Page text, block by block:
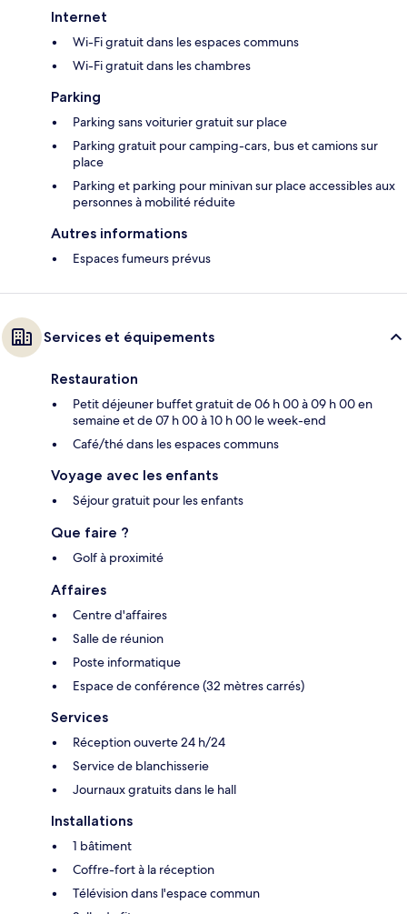
Internet
Wi-Fi gratuit dans les espaces communs
Wi-Fi gratuit dans les chambres
Parking
Parking sans voiturier gratuit sur place
Parking gratuit pour camping-cars, bus et camions sur
place
Parking et parking pour minivan sur place accessibles aux
personnes à mobilité réduite
Autres informations
Espaces fumeurs prévus
Services et équipements
Restauration
Petit déjeuner buffet gratuit de 06 h 00 à 09 h 00 en
semaine et de 07 h 00 à 10 h 00 le week-end
Café/thé dans les espaces communs
Voyage avec les enfants
Séjour gratuit pour les enfants
Que faire ?
Golf à proximité
Affaires
Centre d'affaires
Salle de réunion
Poste informatique
Espace de conférence (32 mètres carrés)
Services
Réception ouverte 24 h/24
Service de blanchisserie
Journaux gratuits dans le hall
Installations
1 bâtiment
Coffre-fort à la réception
Télévision dans l'espace commun